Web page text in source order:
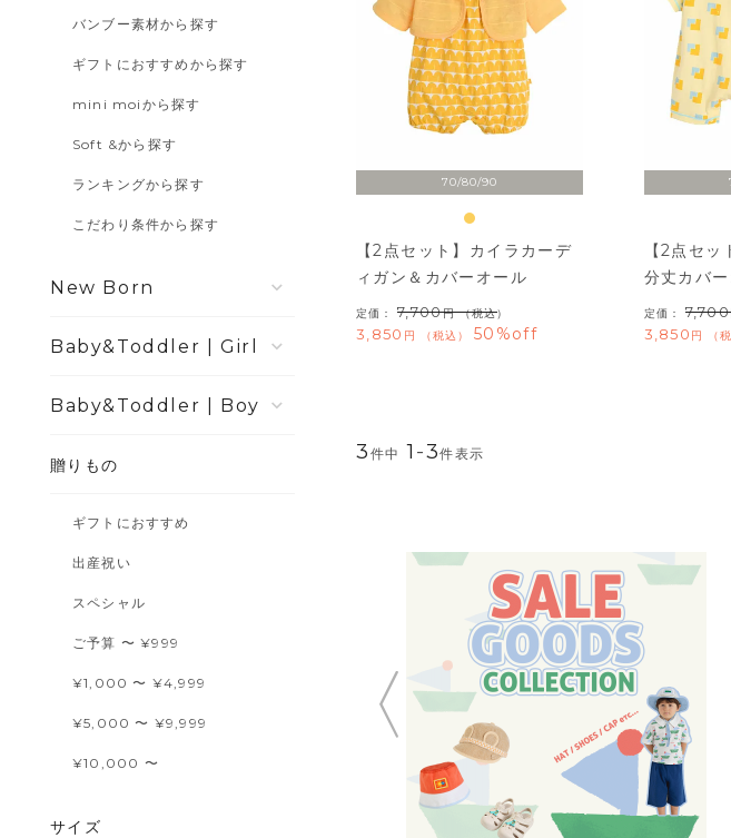
バンブー素材から探す
ギフトにおすすめから探す
mini moiから探す
Soft &から探す
ランキングから探す
こだわり条件から探す
New Born
Girl
Boy
贈りもの
ギフトにおすすめ
出産祝い
スペシャル
ご予算 〜 ¥999
¥1,000 〜 ¥4,999
¥5,000 〜 ¥9,999
¥10,000 〜
サイズ
70/80/90
【2点セット】カイラカーデ
ィガン＆カバーオール
定価： 7,700 （税込）
3,850 税込 50%off
【2点セ
分丈カバ
定価： 7,700
3,850
3 件中 1 -3件表示